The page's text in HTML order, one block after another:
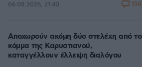
06.08.2026, 21:40 150
Αποχωρούν ακόμη δύο στελέχη από το
κόμμα της Καρυστιανού,
καταγγέλλουν έλλειψη διαλόγου